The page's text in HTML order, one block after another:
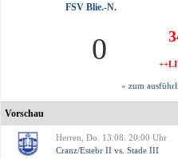
FSV Blie.-N.
0
» zum
Vorschau
Herren, Do. 13.08. 20:00 Uhr
Cranz/Estebr II vs. Stade III